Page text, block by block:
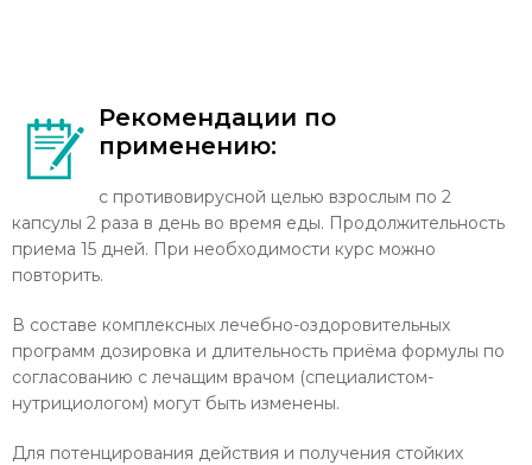
Рекомендации по
применению:
с противовирусной целью взрослым по 2
капсулы 2 раза в день во время еды. Продолжительность
приема 15 дней. При необходимости курс можно
повторить.
В составе комплексных лечебно-оздоровительных
программ дозировка и длительность приёма формулы по
согласованию с лечащим врачом (специалистом-
нутрициологом) могут быть изменены.
Для потенцирования действия и получения стойких